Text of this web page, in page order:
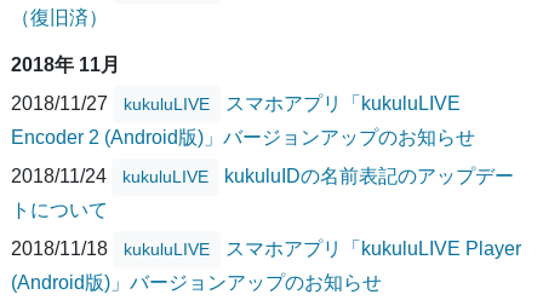
（復旧済）
2018年 11月
2018/11/27
kukuluLIVE
スマホアプリ「kukuluLIVE
Encoder 2 (Android版)」バージョンアップのお知らせ
2018/11/24
kukuluLIVE
kukuluIDの名前表記のアップデー
トについて
2018/11/18
kukuluLIVE
スマホアプリ「kukuluLIVE Player
(Android版)」バージョンアップのお知らせ